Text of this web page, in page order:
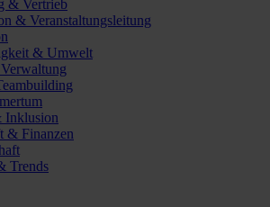
& Vertrieb
& Veranstaltungsleitung
& Umwelt
Inklusion
& Finanzen
Trends